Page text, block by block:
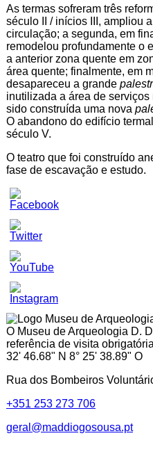
As termas sofreram três
século II / inícios III, ampliou
circulação; a segunda, em
remodelou profundamente o
a anterior zona quente em
área quente; finalmente, em
desapareceu a grande
inutilizada a área de
sido construída uma nova
O abandono do edifício
século V.
O teatro que foi construído
fase de escavação e estudo.
Set
Youtube
Channel
ID
O Museu de Arqueologia D.
referência de visita
32' 46.68" N 8° 25' 38.89" O
Rua dos Bombeiros
+351 253 273 706
geral@maddiogosousa.pt